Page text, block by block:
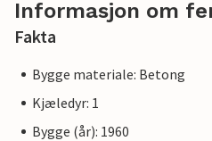
Informasjon om
Fakta
Bygge materiale: Betong
Kjæledyr: 1
Bygge (år): 1960